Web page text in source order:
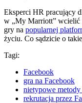
Eksperci HR pracujący
w „My Marriott” wcielić
gry na popularnej
życiu. Co sądzicie o
Tagi:
Facebook
gra na Facebook
nietypowe
rekrutacja przez